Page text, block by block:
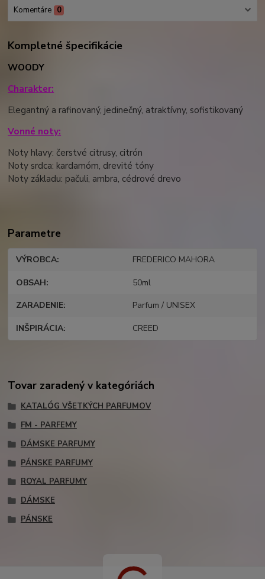
Komentáre 0
Kompletné špecifikácie
WOODY
Charakter:
Elegantný a rafinovaný, jedinečný, atraktívny, sofistikovaný
Vonné noty:
Noty hlavy:čerstvé citrusy, citrón
Noty srdca: kardamóm, drevité tóny
Noty základu: pačuli, ambra, cédrové drevo
Parametre
VÝROBCA FREDERICO MAHORA
OBSAH 50ml
ZARADENIE Parfum / UNISEX
INŠPIRÁCIA CREED
Tovar zaradený v kategóriách
KATALÓG VŠETKÝCH PARFUMOV
FM - PARFEMY
DÁMSKE PARFUMY
PÁNSKE PARFUMY
ROYAL PARFUMY
DÁMSKE
PÁNSKE